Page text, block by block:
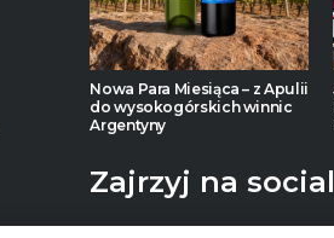
Nowa Para Miesiąca – z Apulii
do wysokogórskich winnic
Argentyny
Zajrzyj na